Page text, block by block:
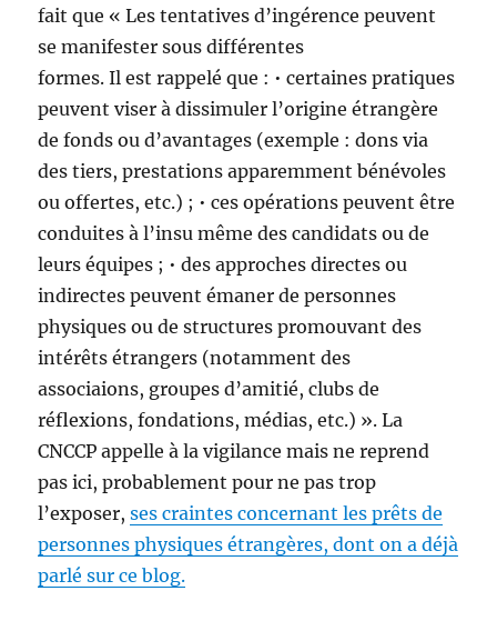
fait que « Les tentatives d’ingérence peuvent
se manifester sous différentes
formes. Il est rappelé que : • certaines pratiques
peuvent viser à dissimuler l’origine étrangère
de fonds ou d’avantages (exemple : dons via
des tiers, prestations apparemment bénévoles
ou offertes, etc.) ; • ces opérations peuvent être
conduites à l’insu même des candidats ou de
leurs équipes ; • des approches directes ou
indirectes peuvent émaner de personnes
physiques ou de structures promouvant des
intérêts étrangers (notamment des
associaions, groupes d’amitié, clubs de
réflexions, fondations, médias, etc.) ». La
CNCCP appelle à la vigilance mais ne reprend
pas ici, probablement pour ne pas trop
l’exposer,ses craintes concernant les prêts de
personnes physiques étrangères, dont on a déjà
parlé sur ce blog.